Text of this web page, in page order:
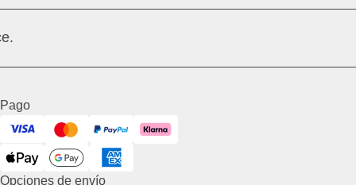
Pago
Visa MastercardPayPal Klarna
ApplePay GooglePayAmerican Express
Opciones de envío